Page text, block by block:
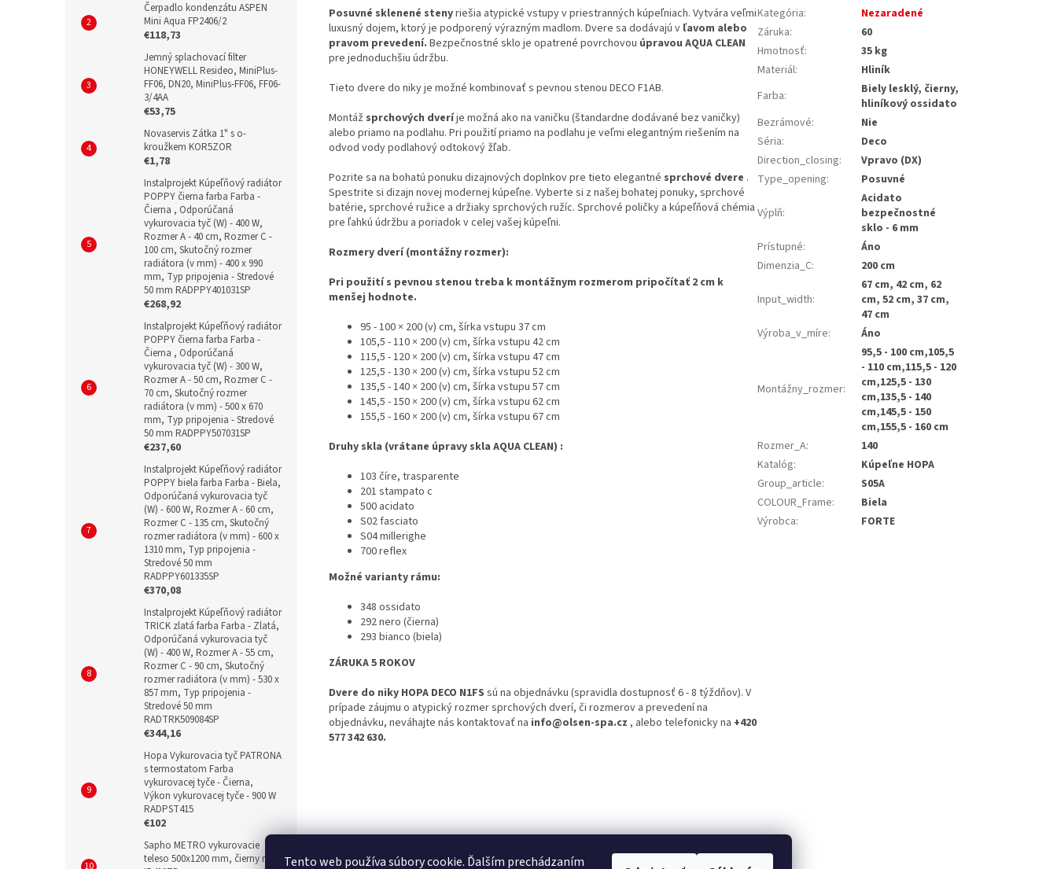
Tento web používa súbory cookie. Ďalším prechádzaním
Čerpadlo kondenzátu ASPEN
Mini Aqua FP2406/2
€118,73
Jemný splachovací filter
HONEYWELL Resideo, MiniPlus-
FF06, DN20, MiniPlus-FF06, FF06-
3/4AA
€53,75
Novaservis Zátka 1" s o-
kroužkem KOR5ZOR
€1,78
Instalprojekt Kúpeľňový radiátor
POPPY čierna farba Farba -
Čierna , Odporúčaná
vykurovacia tyč (W) - 400 W,
Rozmer A - 40 cm, Rozmer C -
100 cm, Skutočný rozmer
radiátora (v mm) - 400 x 990
mm, Typ pripojenia - Stredové
50 mm RADPPY401031SP
€268,92
Instalprojekt Kúpeľňový radiátor
POPPY čierna farba Farba -
Čierna , Odporúčaná
vykurovacia tyč (W) - 300 W,
Rozmer A - 50 cm, Rozmer C -
70 cm, Skutočný rozmer
radiátora (v mm) - 500 x 670
mm, Typ pripojenia - Stredové
50 mm RADPPY507031SP
€237,60
Instalprojekt Kúpeľňový radiátor
POPPY biela farba Farba - Biela,
Odporúčaná vykurovacia tyč
(W) - 600 W, Rozmer A - 60 cm,
Rozmer C - 135 cm, Skutočný
rozmer radiátora (v mm) - 600 x
1310 mm, Typ pripojenia -
Stredové 50 mm
RADPPY601335SP
€370,08
Instalprojekt Kúpeľňový radiátor
TRICK zlatá farba Farba - Zlatá,
Odporúčaná vykurovacia tyč
(W) - 400 W, Rozmer A - 55 cm,
Rozmer C - 90 cm, Skutočný
rozmer radiátora (v mm) - 530 x
857 mm, Typ pripojenia -
Stredové 50 mm
RADTRK509084SP
€344,16
Hopa Vykurovacia tyč PATRONA
s termostatom Farba
vykurovacej tyče - Čierna,
Výkon vykurovacej tyče - 900 W
RADPST415
€102
Sapho METRO vykurovacie
teleso 500x1200 mm, čierny mat
Posuvné sklenené stenyriešia atypické vstupy v priestranných kúpeľniach. Vytvára veľmi
luxusný dojem, ktorý je podporený výrazným madlom. Dvere sa dodávajú v ľavom alebo
pravom prevedení. Bezpečnostné sklo je opatrené povrchovou úpravou AQUA CLEAN
pre jednoduchšiu údržbu.
Tieto dvere do niky je možné kombinovať s pevnou stenou DECO F1AB.
Montáž sprchových dveríje možná ako na vaničku (štandardne dodávané bez vaničky)
alebo priamo na podlahu. Pri použití priamo na podlahu je veľmi elegantným riešením na
odvod vody podlahový odtokový žľab.
Pozrite sa na bohatú ponuku dizajnových doplnkov pre tieto elegantné sprchové dvere .
Spestrite si dizajn novej modernej kúpeľne. Vyberte si z našej bohatej ponuky, sprchové
batérie, sprchové ružice a držiaky sprchových ružíc. Sprchové poličky a kúpeľňová chémia
pre ľahkú údržbu a poriadok v celej vašej kúpeľni.
Rozmery dverí (montážny rozmer):
Pri použití s pevnou stenou treba k montážnym rozmerom pripočítať 2 cm k
menšej hodnote.
95 - 100 × 200 (v) cm, šírka vstupu 37 cm
105,5 - 110 × 200 (v) cm, šírka vstupu 42 cm
115,5 - 120 × 200 (v) cm, šírka vstupu 47 cm
125,5 - 130 × 200 (v) cm, šírka vstupu 52 cm
135,5 - 140 × 200 (v) cm, šírka vstupu 57 cm
145,5 - 150 × 200 (v) cm, šírka vstupu 62 cm
155,5 - 160 × 200 (v) cm, šírka vstupu 67 cm
Druhy skla (vrátane úpravy skla AQUA CLEAN) :
103 číre, trasparente
201 stampato c
500 acidato
S02 fasciato
S04 millerighe
700 reflex
Možné varianty rámu:
348 ossidato
292 nero (čierna)
293 bianco (biela)
ZÁRUKA 5 ROKOV
Dvere do niky HOPA DECO N1FS sú na objednávku (spravidla dostupnosť 6 - 8 týždňov). V
prípade záujmu o atypický rozmer sprchových dverí, či rozmerov a prevedení na
objednávku, neváhajte nás kontaktovať na info@olsen-spa.cz , alebo telefonicky na +420
577 342 630.
Kategória:
Nezaradené
Záruka:
60
Hmotnosť:
35 kg
Materiál:
Hliník
Farba:
Biely lesklý, čierny,
hliníkový ossidato
Bezrámové:
Nie
Séria:
Deco
Direction_closing:
Vpravo (DX)
Type_opening: Posuvné
Výplň:
Acidato
bezpečnostné
sklo - 6 mm
Prístupné:
Áno
Dimenzia_C: 200 cm
Input_width:
67 cm, 42 cm, 62
cm, 52 cm, 37 cm,
47 cm
Výroba_v_míre: Áno
Montážny_rozmer:
95,5 - 100 cm,105,5
- 110 cm,115,5 - 120
cm,125,5 - 130
cm,135,5 - 140
cm,145,5 - 150
cm,155,5 - 160 cm
Rozmer_A:
140
Katalóg:
Kúpeľne HOPA
Group_article:
S05A
COLOUR_Frame:
Biela
Výrobca: FORTE